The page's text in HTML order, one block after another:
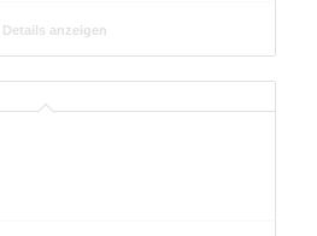
Details anzeigen